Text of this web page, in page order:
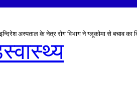
अस्पताल के नेत्र रोग विभाग ने ग्लूकोमा से बचाव का
स्वास्थ्य